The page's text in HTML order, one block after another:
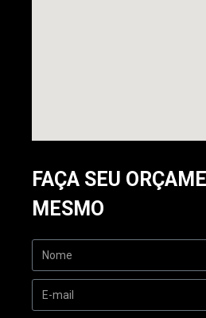
FAÇA SEU
MESMO